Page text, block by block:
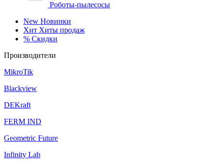
Роботы-пылесосы
New Новинки
Хит Хиты продаж
% Скидки
Производители
MikroTik
Blackview
DEKraft
FERM IND
Geometric Future
Infinity Lab